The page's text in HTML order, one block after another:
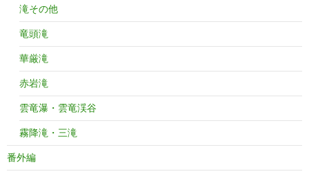
滝その他
竜頭滝
華厳滝
赤岩滝
雲竜瀑・雲竜渓谷
霧降滝・三滝
番外編